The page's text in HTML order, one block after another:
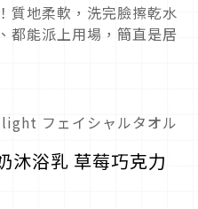
質地柔軟，洗完臉擦乾水
都能派上用場，簡直是居
フェイシャルタオル
沐浴乳 草莓巧克力